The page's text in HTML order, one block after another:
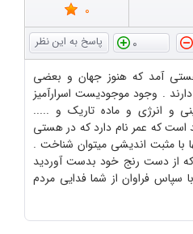
0
0
آمد که هنوز جهان و بعضی
. وجود موجودیست اسرارآمیز
و انرژی و ماده تاریک و .....
است که عمر نام دارد که در هستی
با مثبت اندیشی میتوان شناخت .
از دست رنج خود بدست آوردید
سپاس فراوان از شما فدایی مردم